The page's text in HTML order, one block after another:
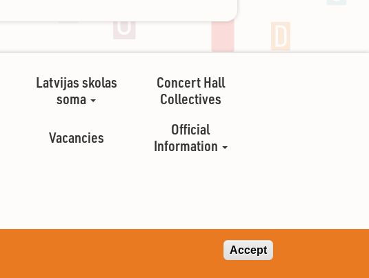
Accept
Latvijas skolas
soma
Concert Hall
Collectives
Vacancies
Official
Information